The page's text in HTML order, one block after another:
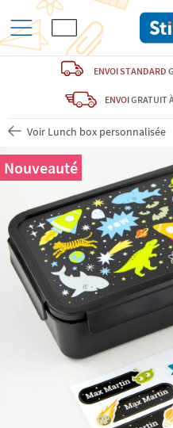
ENVOI STANDARD
ENVOIGRATUIT
Voir Lunch box personnalisée
Nouveauté